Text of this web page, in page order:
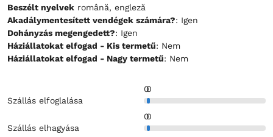
Beszélt nyelvek română, engleză
Akadálymentesített vendégek számára?
: Igen
Dohányzás megengedett?
: Igen
Háziállatokat elfogad - Kis termetű
: Nem
Háziállatokat elfogad - Nagy termetű
: Nem
Szállás elfoglalása
00
Szállás elhagyása
00